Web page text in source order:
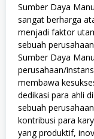
Sumber Daya
sangat berharga
menjadi faktor
sebuah
Sumber Daya
perusahaan/
membawa
dedikasi para ahli
sebuah
kontribusi para
yang produktif,